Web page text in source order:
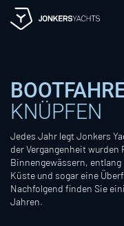
Skip
KNÜPFEN
Jedes Jahr legt Jonkers
der Vergangenheit
Binnengewässern,
Küste und sogar eine
Nachfolgend finden Sie
Jahren.